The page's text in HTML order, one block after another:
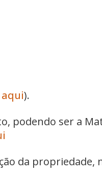
).
podendo ser a
da propriedade,